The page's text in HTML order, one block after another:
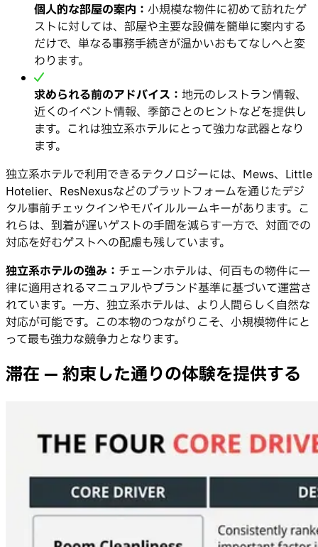
個人的な部屋の案内： 小規模な物件に初めて訪れたゲ
ストに対しては、部屋や主要な設備を簡単に案内する
だけで、単なる事務手続きが温かいおもてなしへと変
わります。
求められる前のアドバイス： 地元のレストラン情報、
近くのイベント情報、季節ごとのヒントなどを提供し
ます。これは独立系ホテルにとって強力な武器となり
ます。
独立系ホテルで利用できるテクノロジーには、Mews、Little
Hotelier、ResNexusなどのプラットフォームを通じたデジ
タル事前チェックインやモバイルルームキーがあります。こ
れらは、到着が遅いゲストの手間を減らす一方で、対面での
対応を好むゲストへの配慮も残しています。
独立系ホテルの強み： チェーンホテルは、何百もの物件に一
律に適用されるマニュアルやブランド基準に基づいて運営さ
れています。一方、独立系ホテルは、より人間らしく自然な
対応が可能です。この本物のつながりこそ、小規模物件にと
って最も強力な競争力となります。
滞在 — 約束した通りの体験を提供する